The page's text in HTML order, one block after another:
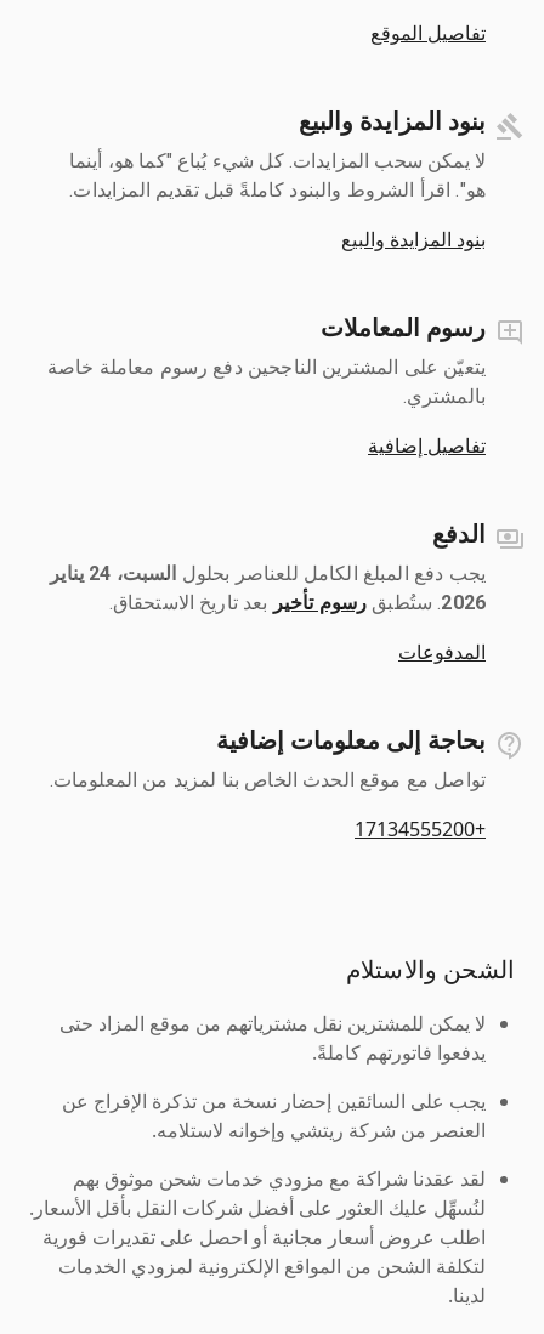
تفاصيل الموقع
بنود المزايدة والبيع
لا يمكن سحب المزايدات. كل شيء يُباع "كما هو، أينما
هو". اقرأ الشروط والبنود كاملةً قبل تقديم المزايدات.
بنود المزايدة والبيع
رسوم المعاملات
يتعيّن على المشترين الناجحين دفع رسوم معاملة خاصة
بالمشتري.
تفاصيل إضافية
الدفع
يجب دفع المبلغ الكامل للعناصر بحلول ‎
السبت، 24 يناير
2026
رسوم تأخير بعد تاريخ الاستحقاق.
المدفوعات
بحاجة إلى معلومات إضافية
تواصل مع موقع الحدث الخاص بنا لمزيد من المعلومات.
+17134555200
الشحن والاستلام
لا يمكن للمشترين نقل مشترياتهم من موقع المزاد حتى
يدفعوا فاتورتهم كاملةً.
يجب على السائقين إحضار نسخة من تذكرة الإفراج عن
العنصر من شركة ريتشي وإخوانه لاستلامه.
لقد عقدنا شراكة مع مزودي خدمات شحن موثوق بهم
لنُسهِّل عليك العثور على أفضل شركات النقل بأقل الأسعار.
اطلب عروض أسعار مجانية أو احصل على تقديرات فورية
لتكلفة الشحن من المواقع الإلكترونية لمزودي الخدمات
لدينا.